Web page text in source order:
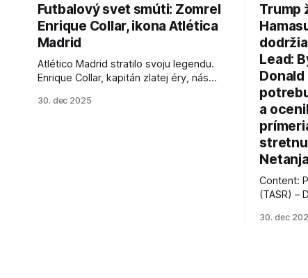
Futbalový svet smúti: Zomrel
Enrique Collar, ikona Atlética
Madrid
Atlético Madrid stratilo svoju legendu.
Enrique Collar, kapitán zlatej éry, nás
jeho úspechy a odkaz.
30. dec 2025
Trump
Lead:
a
Content:
(TASR) –
vyhlásil,
30. dec